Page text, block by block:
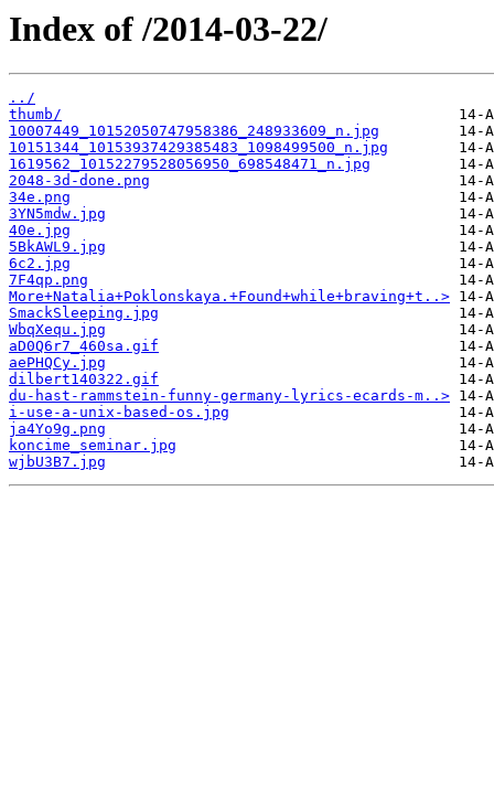
Index of /2014-03-22/
../
thumb/
10007449_10152050747958386_248933609_n.jpg
10151344_10153937429385483_1098499500_n.jpg
1619562_10152279528056950_698548471_n.jpg
2048-3d-done.png
34e.png
3YN5mdw.jpg
40e.jpg
5BkAWL9.jpg
6c2.jpg
7F4qp.png
More+Natalia+Poklonskaya.+Found+while+braving+t..>
SmackSleeping.jpg
WbqXequ.jpg
aD0Q6r7_460sa.gif
aePHQCy.jpg
dilbert140322.gif
du-hast-rammstein-funny-germany-lyrics-ecards-m..>
i-use-a-unix-based-os.jpg
ja4Yo9g.png
koncime_seminar.jpg
wjbU3B7.jpg